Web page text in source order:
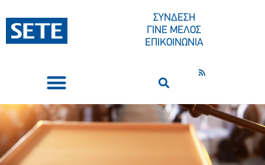
ΣΥΝΔΕΣΗ
ΓΙΝΕ ΜΕΛΟΣ
ΕΠΙΚΟΙΝΩΝΙΑ